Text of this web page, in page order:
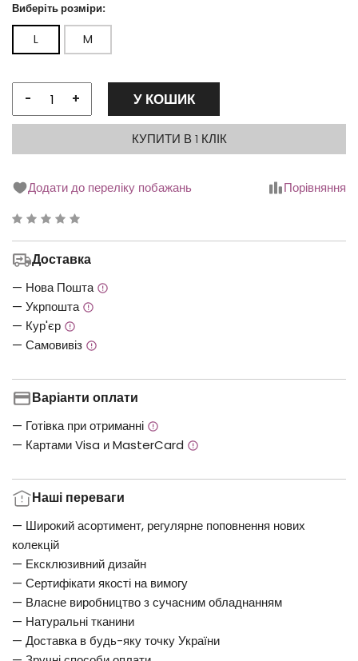
Виберіть розміри:
L M
- + У КОШИК
КУПИТИ В 1 КЛІК
Додати до переліку побажань Порівняння
0.00
з
5
Доставка
— Нова Пошта
— Укрпошта
— Кур'єр
— Самовивіз
Варіанти оплати
— Готівка при отриманні
— Картами Visa и MasterCard
Наші переваги
— Широкий асортимент, регулярне поповнення нових
колекцій
— Ексклюзивний дизайн
— Сертифікати якості на вимогу
— Власне виробництво з сучасним обладнанням
— Натуральні тканини
— Доставка в будь-яку точку України